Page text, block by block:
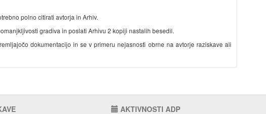
polno citirati avtorja in Arhiv.
gradiva in poslati Arhivu 2 kopiji nastalih besedil.
dokumentacijo in se v primeru nejasnosti obrne na avtorje raziskave ali
AKTIVNOSTI ADP